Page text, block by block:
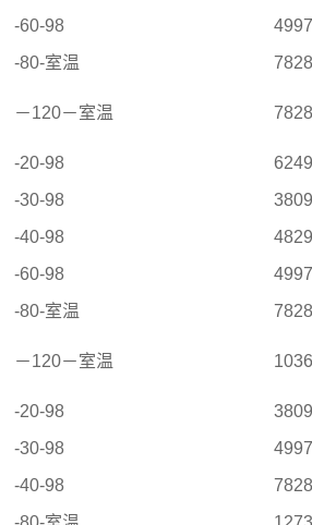
-60-98
-80-室温
－120－室温
-20-98
-30-98
-40-98
-60-98
-80-室温
－120－室温
-20-98
-30-98
-40-98